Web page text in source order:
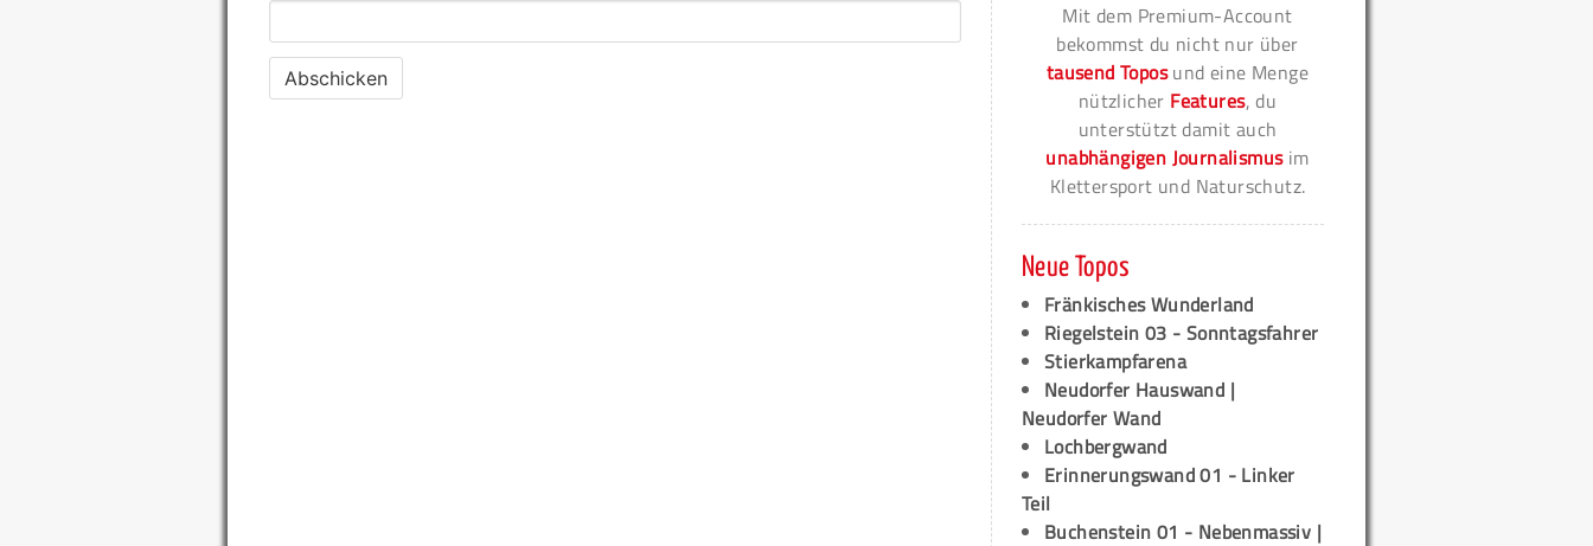
Mit dem Premium-Account
bekommst du nicht nur über
tausend Toposund eine Menge
nützlicher Features, du
unterstützt damit auch
unabhängigen Journalismusim
Klettersport und Naturschutz.
Neue Topos
Fränkisches Wunderland
Riegelstein 03 - Sonntagsfahrer
Stierkampfarena
Neudorfer Hauswand |
Neudorfer Wand
Lochbergwand
Erinnerungswand 01 - Linker
Teil
Buchenstein 01 - Nebenmassiv |